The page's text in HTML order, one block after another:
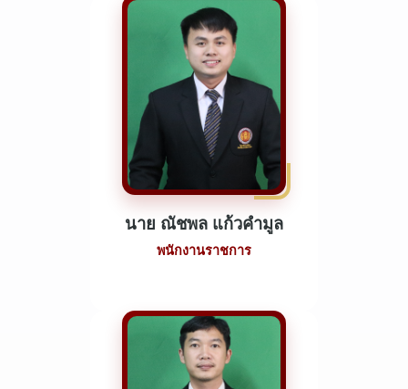
นาย ณัชพล แก้วคำมูล
พนักงานราชการ